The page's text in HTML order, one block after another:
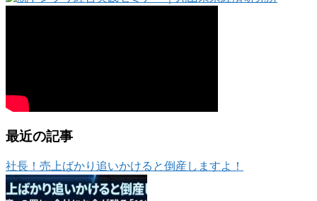
最近の記事
社長！売上ばかり追いかけると倒産しますよ！